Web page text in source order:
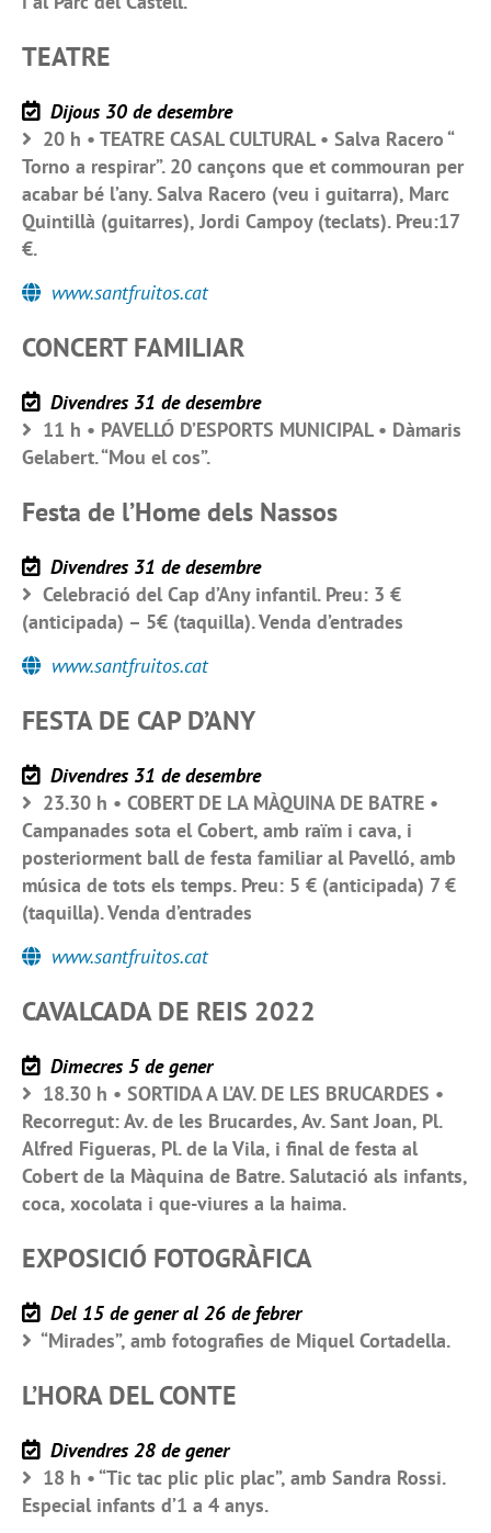
TEATRE
Dijous 30 de desembre
20 h • TEATRE CASAL CULTURAL • Salva Racero “
Torno a respirar”. 20 cançons que et commouran per
acabar bé l’any. Salva Racero (veu i guitarra), Marc
Quintillà (guitarres), Jordi Campoy (teclats). Preu:17
€.
www.santfruitos.cat
CONCERT FAMILIAR
Divendres 31 de desembre
11 h • PAVELLÓ D’ESPORTS MUNICIPAL • Dàmaris
Gelabert. “Mou el cos”.
Festa de l’Home dels Nassos
Divendres 31 de desembre
Celebració del Cap d’Any infantil. Preu: 3 €
(anticipada) – 5€ (taquilla). Venda d’entrades
www.santfruitos.cat
FESTA DE CAP D’ANY
Divendres 31 de desembre
23.30 h • COBERT DE LA MÀQUINA DE BATRE •
Campanades sota el Cobert, amb raïm i cava, i
posteriorment ball de festa familiar al Pavelló, amb
música de tots els temps. Preu: 5 € (anticipada) 7 €
(taquilla). Venda d’entrades
www.santfruitos.cat
CAVALCADA DE REIS 2022
Dimecres 5 de gener
18.30 h • SORTIDA A L’AV. DE LES BRUCARDES •
Recorregut: Av. de les Brucardes, Av. Sant Joan, Pl.
Alfred Figueras, Pl. de la Vila, i final de festa al
Cobert de la Màquina de Batre. Salutació als infants,
coca, xocolata i que-viures a la haima.
EXPOSICIÓ FOTOGRÀFICA
Del 15 de gener al 26 de febrer
“Mirades”, amb fotografies de Miquel Cortadella.
L’HORA DEL CONTE
Divendres 28 de gener
18 h • “Tic tac plic plic plac”, amb Sandra Rossi.
Especial infants d’1 a 4 anys.